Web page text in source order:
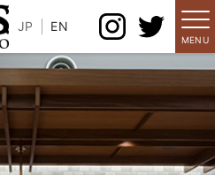
EN
JP
MENU
ュー
情報
ーズシップ